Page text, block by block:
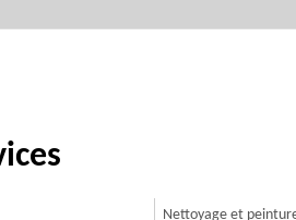
Nettoyage et